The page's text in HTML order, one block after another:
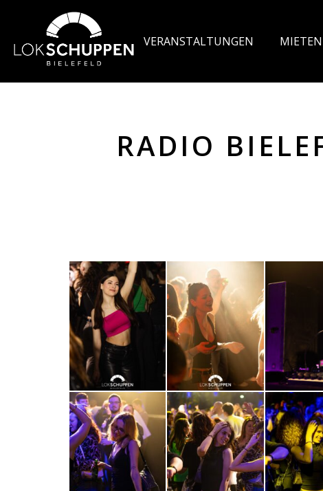
VERANSTALTUNGEN MIETEN
RADIO